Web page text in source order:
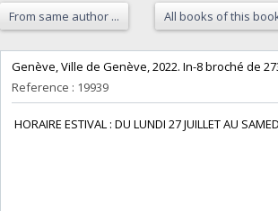
From same author ... All books of this
‎Genève, Ville de Genève, 2022. In-8 broché de
Reference : 19939
HORAIRE ESTIVAL : DU LUNDI 27 JUILLET AU